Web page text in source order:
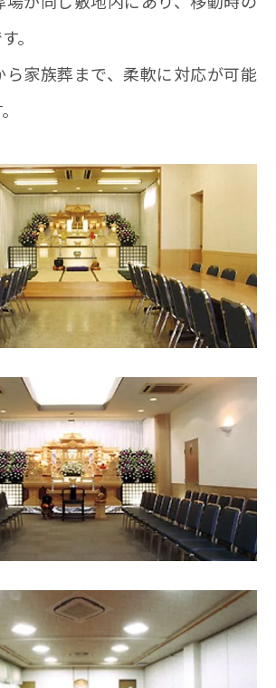
。
ら家族葬まで、柔軟に対応が可能